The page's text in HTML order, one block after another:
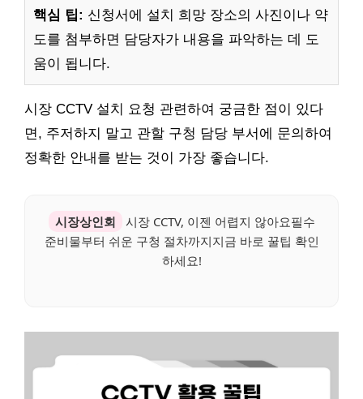
핵심 팁: 신청서에 설치 희망 장소의 사진이나 약
도를 첨부하면 담당자가 내용을 파악하는 데 도
움이 됩니다.
시장 CCTV 설치 요청 관련하여 궁금한 점이 있다
면, 주저하지 말고 관할 구청 담당 부서에 문의하여
정확한 안내를 받는 것이 가장 좋습니다.
시장상인회
시장 CCTV, 이젠 어렵지 않아요필수
준비물부터 쉬운 구청 절차까지지금 바로 꿀팁 확인
하세요!